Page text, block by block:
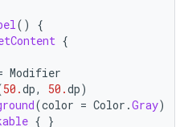
()
{
{
Modifier
50.dp, 50.dp)
(color = Color .Gray)
{ }